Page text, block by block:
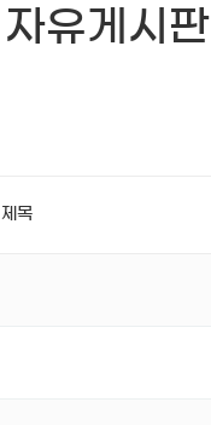
자유게시판
제목